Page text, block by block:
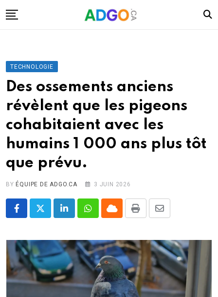
to
Santé
Énergie
Robots
Tech.
Militaire
Sciences
Culture
TECHNOLOGIE
Des ossements anciens
révèlent que les pigeons
cohabitaient avec les
humains 1 000 ans plus tôt
que prévu.
BYÉQUIPE DE ADGO.CA 3 JUIN 2026
LinkedInWhatsappCloudPrint
Share
Email